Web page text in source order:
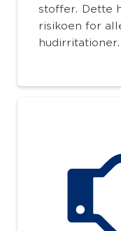
stoffer. Dette
risikoen for
hudirritationer.